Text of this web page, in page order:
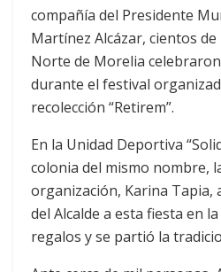
compañía del Presidente
Martínez Alcázar, cientos
Norte de Morelia celebraron
durante el festival
recolección “Retirem”.
En la Unidad Deportiva
colonia del mismo nombre,
organización, Karina Tapia,
del Alcalde a esta fiesta en
regalos y se partió la